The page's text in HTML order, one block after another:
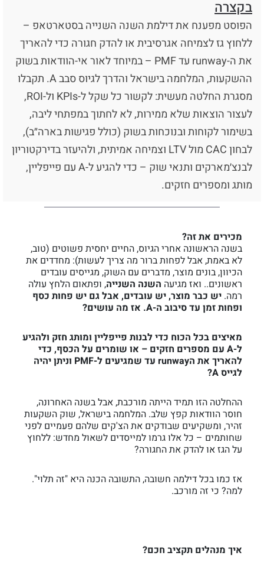
בקצרה
הפוסט מפענח את דילמת השנה השנייה בסטארטאפ –
ללחוץ גז לצמיחה אגרסיבית או להדק חגורה כדי להאריך
את ה-runway עד PMF – במיוחד לאור אי-הוודאות בשוק
ההשקעות, המלחמה בישראל והדרך לגיוס סבב A. תקבלו
מסגרת החלטה מעשית: לקשור כל שקל ל-KPIs ול-ROI,
לעצור הוצאות שלא ממירות, לא לחתוך במפתחי ליבה,
בשימור לקוחות ובנוכחות בשוק (כולל פגישות בארה״ב),
לבחון CAC מול LTV וצמיחה אמיתית, ולהיעזר בדירקטוריון
לבנצ׳מארקים ותנאי שוק – כדי להגיע ל-A עם פייפליין,
מותג ומספרים חזקים.
מכירים את זה?
בשנה הראשונה אחרי הגיוס, החיים יחסית פשוטים (טוב,
לא באמת, אבל לפחות ברור מה צריך לעשות): מחדדים את
הכיוון, בונים מוצר, מדברים עם השוק, מגייסים עובדים
ראשונים.. ואז מגיעה השנה השנייה, ופתאום הלחץ עולה
רמה. יש כבר מוצר, יש עובדים, אבל גם יש פחות כסף
ופחות זמן עד סיבוב ה-A. אז מה עושים?
מאיצים בכל הכוח כדי לבנות פייפליין ומותג חזק ולהגיע
ל-A עם מספרים חזקים – או שומרים על הכסף, כדי
להאריך את הrunway עד שמגיעים ל-PMF וניתן יהיה
לגייס A?
ההחלטה הזו תמיד הייתה מורכבת, אבל בשנה האחרונה,
חוסר הוודאות קפץ שלב. המלחמה בישראל, שוק השקעות
זהיר, ומשקיעים שבודקים את הצ'קים שלהם פעמיים לפני
שחותמים – כל אלו גרמו למייסדים לשאול מחדש: ללחוץ
על הגז או להדק את החגורה?
אז כמו בכל דילמה חשובה, התשובה הכנה היא "זה תלוי".
למה? כי זה מורכב.
איך מנהלים תקציב חכם?